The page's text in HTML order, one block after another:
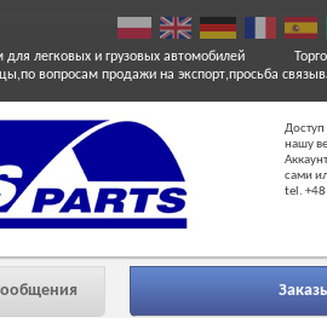
для легковых и грузовых автомобилей
вопросам продажи на экспорт,просьба
нашу
сами
tel.